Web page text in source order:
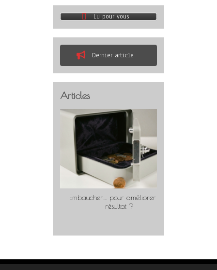
Lu pour vous
Dernier article
Articles
Embaucher… pour améliorer son
résultat ?